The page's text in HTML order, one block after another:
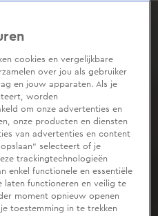
cookies en vergelijkbare
over jou als gebruiker
en jouw apparaten. Als je
worden
om onze advertenties en
onze producten en diensten
van advertenties en content
selecteert of je
trackingtechnologieën
enkel functionele en essentiële
functioneren en veilig te
moment opnieuw openen
toestemming in te trekken